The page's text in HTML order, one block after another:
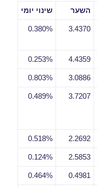
השער שינוי יומי
3.4370
0.380%
4.4359
0.253%
3.0886
0.803%
3.7207
0.489%
2.2692
0.518%
2.5853
0.124%
0.4981
0.464%